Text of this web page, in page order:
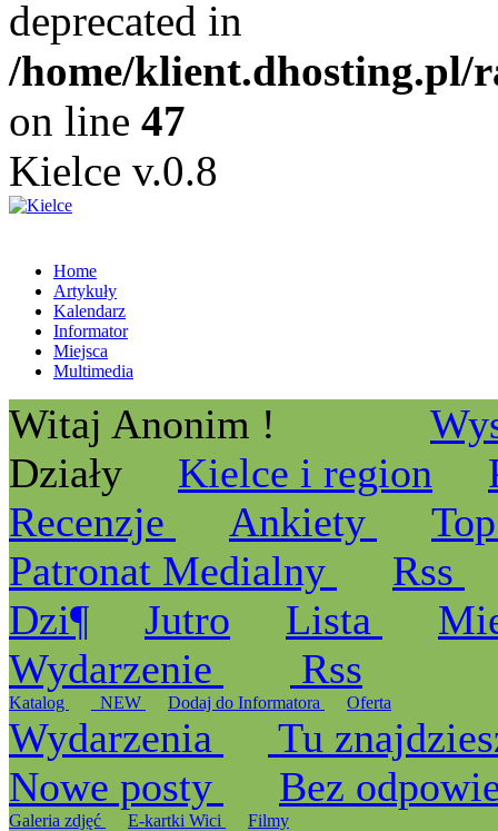
deprecated in
/home/klient.dhosting.pl/
on line 47
Kielce v.0.8
Home
Artykuły
Kalendarz
Informator
Miejsca
Multimedia
Witaj Anonim !
Działy
Kielce i region
Recenzje
Ankiety
Patronat Medialny
Rss
Dzi¶
Jutro Lista
Wydarzenie
Rss
Katalog _NEW Dodaj do Informatora Oferta
Wydarzenia
Tu
Nowe posty
Bez
Galeria zdjęć E-kartki Wici Filmy